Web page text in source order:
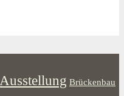
Ausstellung Brückenbau